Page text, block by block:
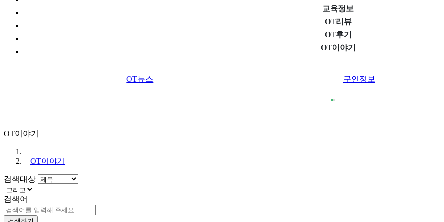
교육정보
OT리뷰
OT후기
OT이야기
OT뉴스 구인정보
OT이야기
OT이야기
검색대상
검색어